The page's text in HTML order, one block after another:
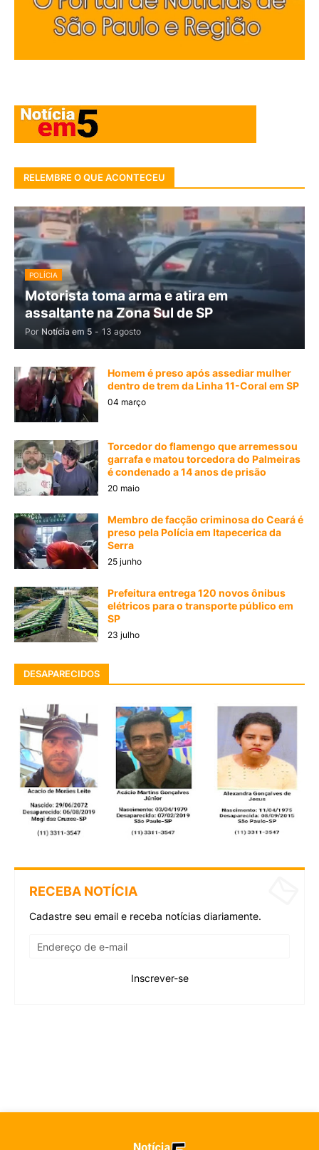
RELEMBRE O QUE ACONTECEU
POLÍCIA
Motorista toma arma e atira em
assaltante na Zona Sul de SP
Por Notícia em 5 - 13 agosto
Homem é preso após assediar mulher
dentro de trem da Linha 11-Coral em SP
04 março
Torcedor do flamengo que arremessou
garrafa e matou torcedora do Palmeiras
é condenado a 14 anos de prisão
20 maio
Membro de facção criminosa do Ceará é
preso pela Polícia em Itapecerica da
Serra
25 junho
Prefeitura entrega 120 novos ônibus
elétricos para o transporte público em
SP
23 julho
DESAPARECIDOS
RECEBA NOTÍCIA
Cadastre seu email e receba notícias diariamente.